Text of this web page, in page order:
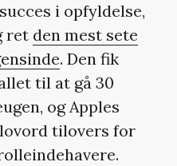
i opfyldelse,
ret den mest sete
. Den fik
til at gå 30
og Apples
tilovers for